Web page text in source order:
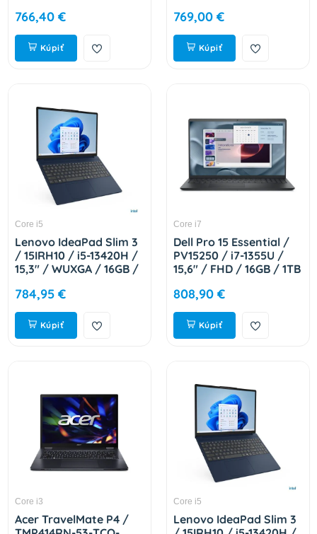
766,40 €
Kúpiť
769,00 €
Kúpiť
Core i5
Lenovo IdeaPad Slim 3
/ 15IRH10 / i5-13420H /
15,3" / WUXGA / 16GB /
/ Blue / 2R 83K10066CK
784,95 €
Kúpiť
Core i7
Dell Pro 15 Essential /
PV15250 / i7-1355U /
15,6" / FHD / 16GB / 1TB
Black / 3R NBD 59Y3R
808,90 €
Kúpiť
Core i3
Acer TravelMate P4 /
Core i5
Lenovo IdeaPad Slim 3